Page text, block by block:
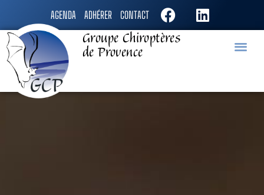
AGENDA ADHÉRER CONTACT
Groupe Chiroptères
de Provence